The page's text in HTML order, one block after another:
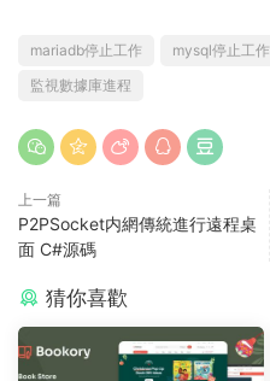
mariadb停止工作 mysql停止工作
監視數據庫進程
上一篇
P2PSocket内網傳統進行遠程桌
面 C#源碼
猜你喜歡